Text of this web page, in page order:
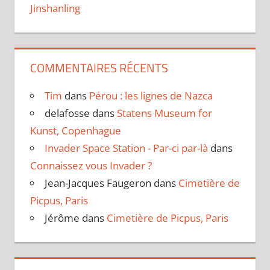
Jinshanling
COMMENTAIRES RÉCENTS
Tim dans Pérou : les lignes de Nazca
delafosse dans Statens Museum for
Kunst, Copenhague
Invader Space Station - Par-ci par-là dans
Connaissez vous Invader ?
Jean-Jacques Faugeron dans Cimetière de
Picpus, Paris
Jérôme dans Cimetière de Picpus, Paris